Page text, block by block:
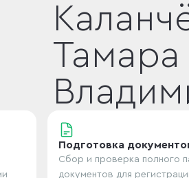
Тамара
Подготовка
Сбор и проверка полного
документов для